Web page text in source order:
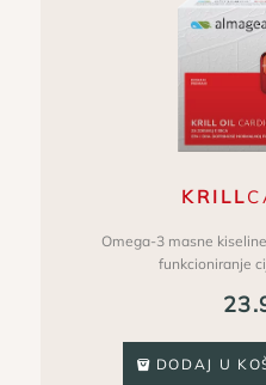
KRILL
Omega-3 masne
funkcioniranje
DODAJ U